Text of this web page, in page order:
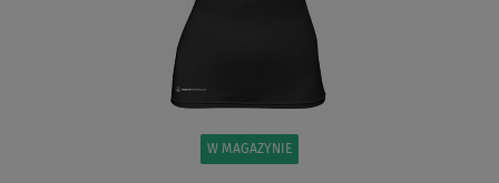
W MAGAZYNIE